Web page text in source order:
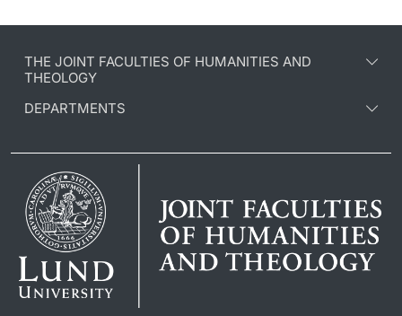
THE JOINT FACULTIES OF HUMANITIES AND
THEOLOGY
DEPARTMENTS